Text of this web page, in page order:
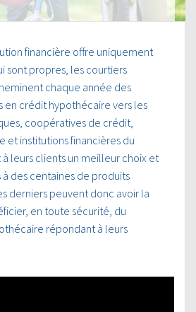
financière offre uniquement
sont propres, les courtiers
chaque année des
en crédit hypothécaire vers les
coopératives de crédit,
et institutions financières du
à leurs clients un meilleur choix et
des centaines de produits
derniers peuvent donc avoir la
en toute sécurité, du
répondant à leurs